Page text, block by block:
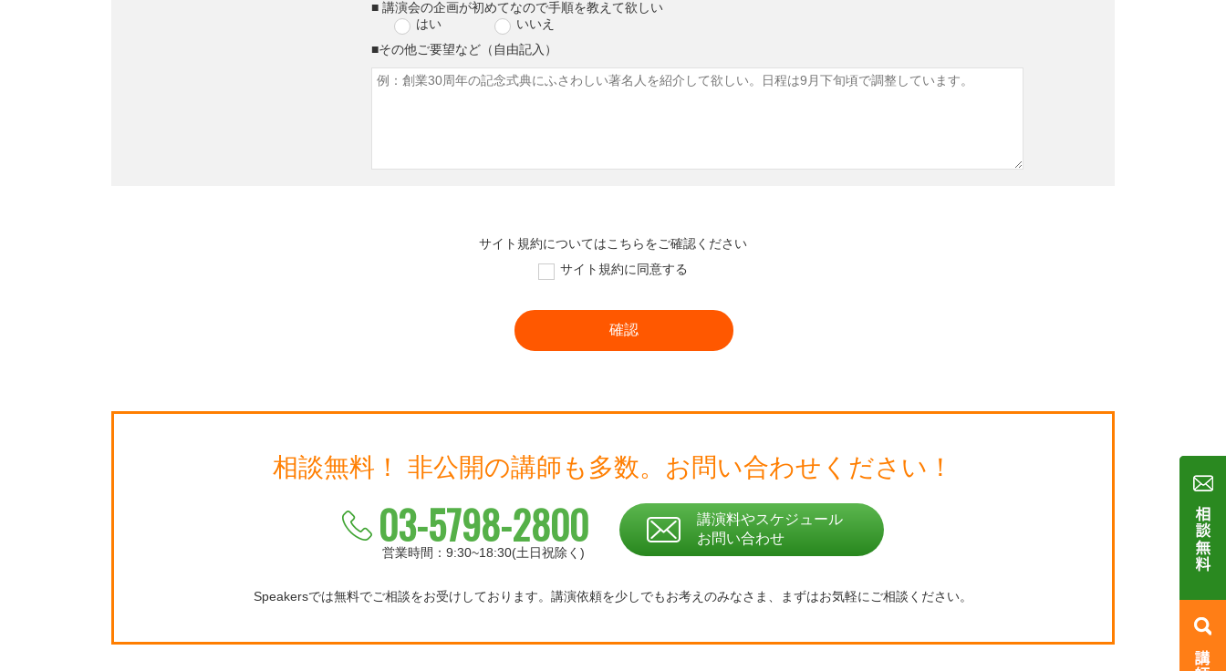
■ 講演会の企画が初めてなので手順を教えて欲しい
はい
いいえ
■その他ご要望など（自由記入）
サイト規約についてはこちらをご確認ください
サイト規約に同意する
相談無料！ 非公開の講師も多数。 お問い合わせください！
03-5798-2800
営業時間：9:30~18:30(土日祝除く)
講演料やスケジュール
お問い合わせ
Speakersでは無料でご相談をお受けしております。 講演依頼を少しでもお考えのみなさま、 まずはお気軽にご相談ください。